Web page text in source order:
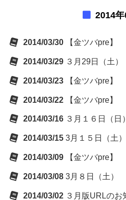
2014年
2014/03/30 【金ツバpre】
2014/03/29 ３月29日（土）
2014/03/23 【金ツバpre】
2014/03/22 【金ツバpre】
2014/03/16 ３月１６日（日）
2014/03/15 3月１５日（土）
2014/03/09 【金ツバpre】
2014/03/08 3月８日（土）
2014/03/02 ３月版URLのお